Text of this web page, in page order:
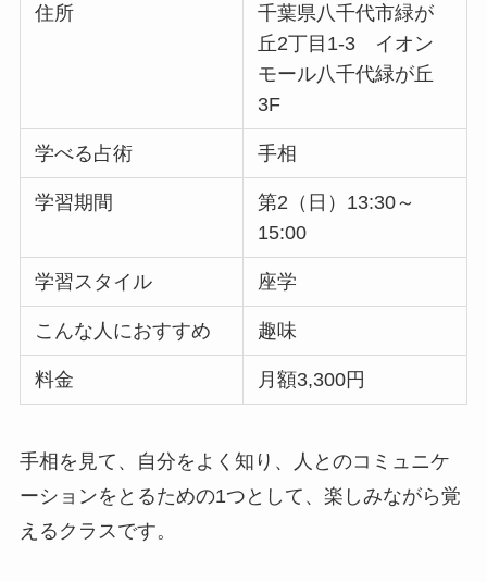
住所
千葉県八千代市緑が
丘2丁目1-3 イオン
モール八千代緑が丘
3F
学べる占術 手相
学習期間
第2（日）13:30～
15:00
学習スタイル 座学
こんな人におすすめ 趣味
料金 月額3,300円
手相を見て、自分をよく知り、人とのコミュニケ
ーションをとるための1つとして、楽しみながら覚
えるクラスです。